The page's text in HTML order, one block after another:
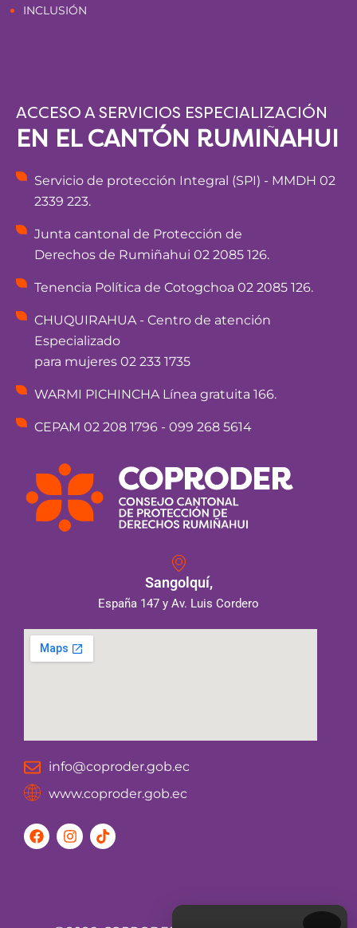
INCLUSIÓN
ACCESO A SERVICIOS ESPECIALIZACIÓN
EN EL CANTÓN RUMIÑAHUI
Servicio de protección Integral (SPI) - MMDH 02
2339 223.
Junta cantonal de Protección de
Derechos de Rumiñahui 02 2085 126.
Tenencia Política de Cotogchoa 02 2085 126.
CHUQUIRAHUA - Centro de atención
Especializado
para mujeres 02 233 1735
WARMI PICHINCHA Línea gratuita 166.
CEPAM 02 208 1796 - 099 268 5614
Sangolquí,
España 147 y Av. Luis Cordero
info@coproder.gob.ec
www.coproder.gob.ec
F
a
I
n
T
i